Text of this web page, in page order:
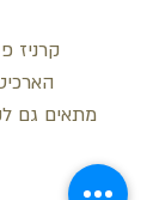
קרניז
מתאים גם